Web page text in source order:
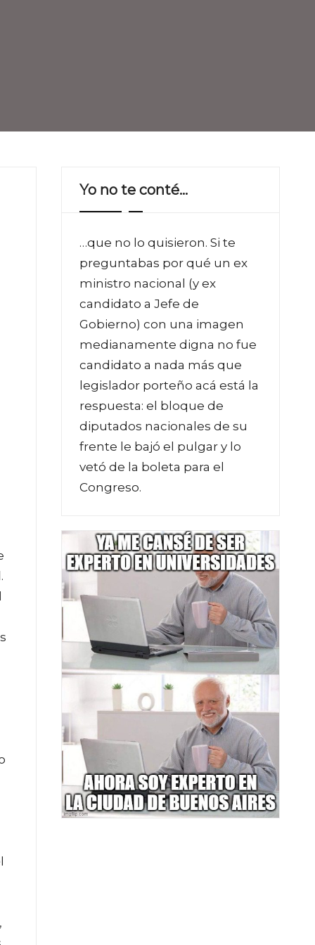
Yo no te conté…
…que no lo quisieron. Si te
preguntabas por qué un ex
ministro nacional (y ex
candidato a Jefe de
Gobierno) con una imagen
medianamente digna no fue
candidato a nada más que
legislador porteño acá está la
respuesta: el bloque de
diputados nacionales de su
frente le bajó el pulgar y lo
vetó de la boleta para el
Congreso.